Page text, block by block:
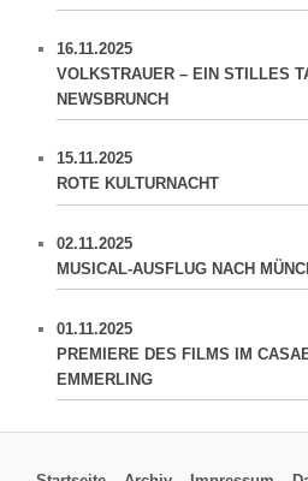
16.11.2025
VOLKSTRAUER – EIN STILLES
NEWSBRUNCH
15.11.2025
ROTE KULTURNACHT
02.11.2025
MUSICAL-AUSFLUG NACH
01.11.2025
PREMIERE DES FILMS IM
EMMERLING